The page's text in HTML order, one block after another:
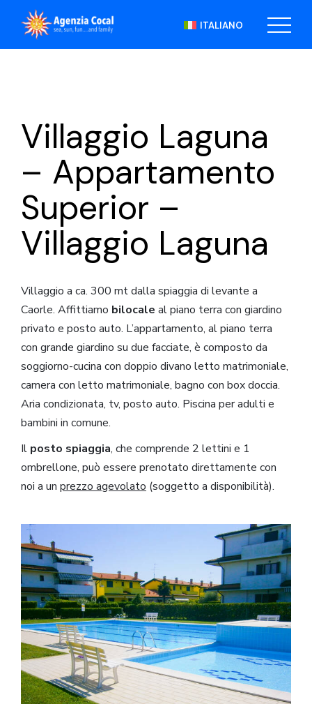
content
ITALIANO
Villaggio Laguna
– Appartamento
Superior –
Villaggio Laguna
Villaggio a ca. 300 mt dalla spiaggia di levante a
Caorle. Affittiamo bilocale al piano terra con giardino
privato e posto auto. L’appartamento, al piano terra
con grande giardino su due facciate, è composto da
soggiorno-cucina con doppio divano letto matrimoniale,
camera con letto matrimoniale, bagno con box doccia.
Aria condizionata, tv, posto auto. Piscina per adulti e
bambini in comune.
Il posto spiaggia, che comprende 2 lettini e 1
ombrellone, può essere prenotato direttamente con
noi a un prezzo agevolato (soggetto a disponibilità).